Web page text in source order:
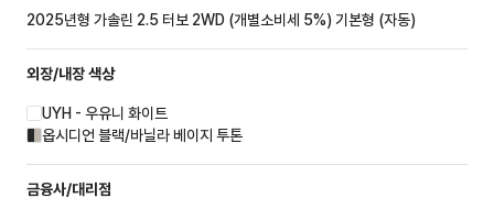
2025년형 가솔린 2.5 터보 2WD (개별소비세 5%) 기본형 (자동)
외장/내장색상
UYH - 우유니 화이트
옵시디언 블랙/바닐라 베이지 투톤
금융사/대리점